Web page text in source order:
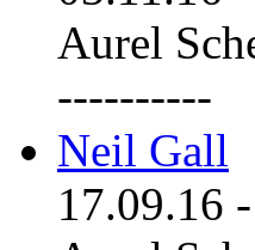
Aurel
----------
Neil Gall
17.09.16 -